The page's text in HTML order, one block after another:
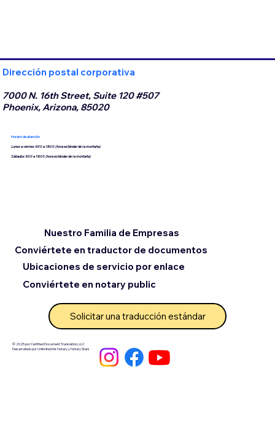
Dirección postal corporativa
7000 N. 16th Street, Suite 120 #507
Phoenix, Arizona, 85020
Horario de atención
Lunes a viernes 9:00 a 18:00 (hora estándar de la montaña)
Sábados 9:00 a 18:00 (hora estándar de la montaña)
© 2025 por Certified Document Translation, LLC
Desarrollado por Unlimited Ink Notary y Notary Stars
Conviértete en traductor de documentos
Ubicaciones de servicio por enlace
Nuestro Familia de Empresas
Conviértete en notary public
Solicitar una traducción estándar